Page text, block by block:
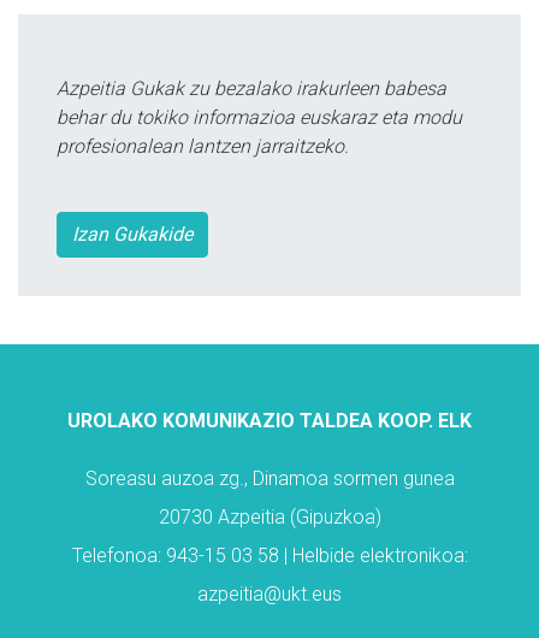
Azpeitia Gukak zu bezalako irakurleen babesa
behar du tokiko informazioa euskaraz eta modu
profesionalean lantzen jarraitzeko.
Izan Gukakide
UROLAKO KOMUNIKAZIO TALDEA KOOP. ELK
Soreasu auzoa zg., Dinamoa sormen gunea
20730 Azpeitia (Gipuzkoa)
Telefonoa: 943-15 03 58 | Helbide elektronikoa:
azpeitia@ukt.eus